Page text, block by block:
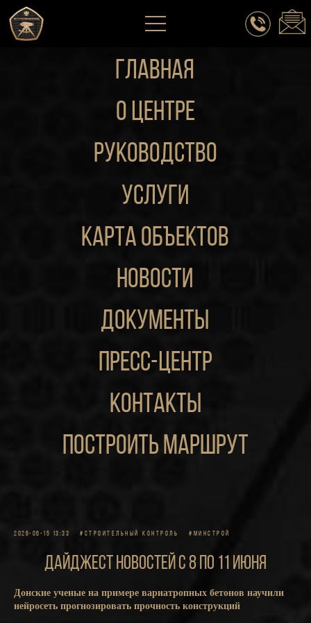
новости
руководство
Карта объектов
ГЛАВНАЯ
пресс-центр
построить маршрут
о центре
документы
контакты
Услуги
2026-06-15 13:33 #СТРОИТЕЛЬНЫЙ КОНТРОЛЬ #МИНСТРОЙ
Дайджест новостей с 8 по 11 июня
Донские ученые на примере вариатропных бетонов научили
нейросеть прогнозировать прочность конструкций